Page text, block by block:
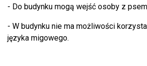
- Do budynku mogą wejść osoby z
- W budynku nie ma możliwości
języka migowego.